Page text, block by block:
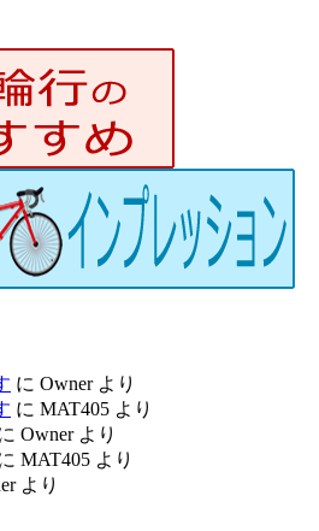
に Ownerより
に MAT405 より
Ownerより
MAT405 より
より